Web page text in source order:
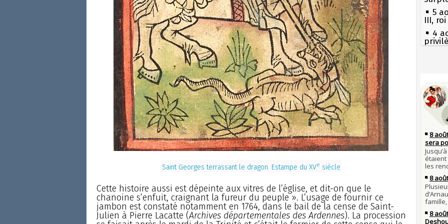
Saint Georges terrassant le dragon. Estampe du XVe siècle
Cette histoire aussi est dépeinte aux vitres de l’église, et dit-on que le
chanoine s’enfuit, craignant la fureur du peuple ». L’usage de fournir ce
jambon est constaté notamment en 1764, dans le bail de la cense de Saint-
Julien à Pierre Lacatte (Archives départementales des Ardennes). La procession
5
III,
4
2
31
les
en
30
29
27
mort
son